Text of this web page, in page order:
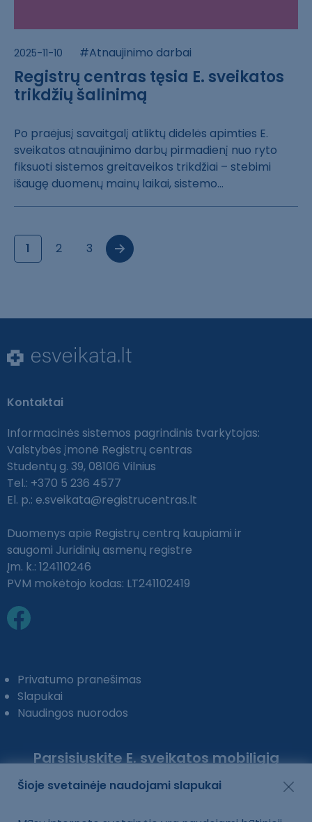
2025-11-10 #Atnaujinimo darbai
Registrų centras tęsia E. sveikatos
trikdžių šalinimą
Po praėjusį sav​aitgalį atliktų​ didelės apimti​es E.
sveikatos​ atnaujinimo da​rbų pirmadienį ​nuo ryto
fiksuo​ti sistemos gre​itaveikos trikd​žiai – stebimi ​
išaugę duomenų ​mainų laikai, s​istemo...
1 2 3
Kontaktai
Informacinės sistemos pagrindinis tvarkytojas:
Valstybės įmonė Registrų centras
Studentų g. 39, 08106 Vilnius
Tel.: +370 5 236 4577
El. p.: e.sveikata@registrucentras.lt
Duomenys apie Registrų centrą kaupiami ir
saugomi Juridinių asmenų registre
Įm. k.: 124110246
PVM mokėtojo kodas: LT241102419
Privatumo pranešimas
Slapukai
Naudingos nuorodos
Parsisiųskite E. sveikatos mobiliąją
programėlę:
Šioje svetainėje naudojami slapukai